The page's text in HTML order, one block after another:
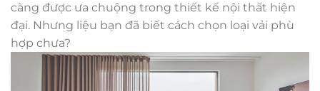
càng được ưa chuộng trong thiết kế nội thất hiện
đại. Nhưng liệu bạn đã biết cách chọn loại vải phù
hợp chưa?